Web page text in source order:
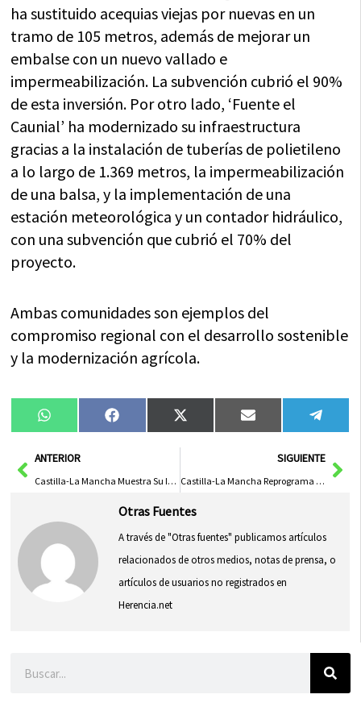
ha sustituido acequias viejas por nuevas en un
tramo de 105 metros, además de mejorar un
embalse con un nuevo vallado e
impermeabilización. La subvención cubrió el 90%
de esta inversión. Por otro lado, ‘Fuente el
Caunial’ ha modernizado su infraestructura
gracias a la instalación de tuberías de polietileno
a lo largo de 1.369 metros, la impermeabilización
de una balsa, y la implementación de una
estación meteorológica y un contador hidráulico,
con una subvención que cubrió el 70% del
proyecto.
Ambas comunidades son ejemplos del
compromiso regional con el desarrollo sostenible
y la modernización agrícola.
Compartir
en
WhatsAppCompartir
en
FacebookCompartir
en
X
(Twitter)
Compartir
en
Email
en
AntANTERIOR
Castilla-La Mancha Muestra Su Industria Agroalimentaria a Líderes de Guangling
SIGUIENTE
Castilla-La Mancha Reprograma Fondo FEDER Para Mejorar Acceso a Vivienda Asequible
Otras Fuentes
A través de "Otras fuentes" publicamos artículos
relacionados de otros medios, notas de prensa, o
artículos de usuarios no registrados en
Herencia.net